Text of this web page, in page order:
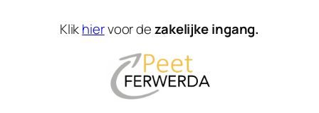
Klikhiervoor dezakelijke ingang.